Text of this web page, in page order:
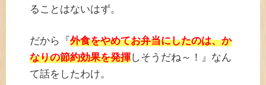
ることはないはず。
だから『 外食をやめてお弁当にしたのは、か
なりの節約効果を発揮しそうだね～！』なん
て話をしたわけ。